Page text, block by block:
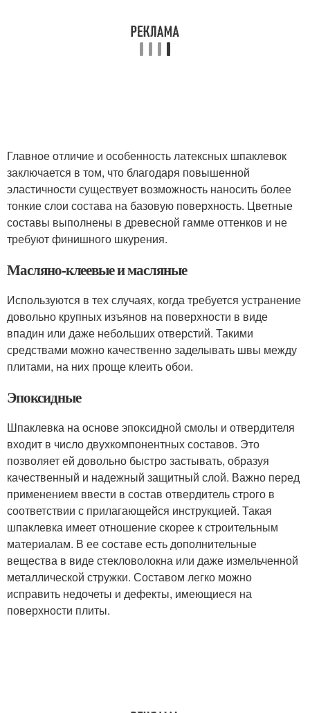
Главное отличие и особенность латексных шпаклевок
заключается в том, что благодаря повышенной
эластичности существует возможность наносить более
тонкие слои состава на базовую поверхность. Цветные
составы выполнены в древесной гамме оттенков и не
требуют финишного шкурения.
Масляно-клеевые и масляные
Используются в тех случаях, когда требуется устранение
довольно крупных изъянов на поверхности в виде
впадин или даже небольших отверстий. Такими
средствами можно качественно заделывать швы между
плитами, на них проще клеить обои.
Эпоксидные
Шпаклевка на основе эпоксидной смолы и отвердителя
входит в число двухкомпонентных составов. Это
позволяет ей довольно быстро застывать, образуя
качественный и надежный защитный слой. Важно перед
применением ввести в состав отвердитель строго в
соответствии с прилагающейся инструкцией. Такая
шпаклевка имеет отношение скорее к строительным
материалам. В ее составе есть дополнительные
вещества в виде стекловолокна или даже измельченной
металлической стружки. Составом легко можно
исправить недочеты и дефекты, имеющиеся на
поверхности плиты.